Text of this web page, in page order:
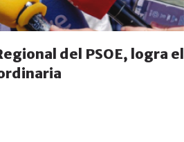
del PSOE, logra el